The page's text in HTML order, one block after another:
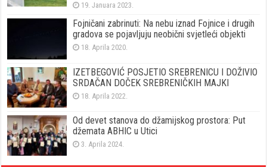
19. Januara 2023.
Fojničani zabrinuti: Na nebu iznad Fojnice i drugih
gradova se pojavljuju neobični svjetleći objekti
18. Aprila 2020.
IZETBEGOVIĆ POSJETIO SREBRENICU I DOŽIVIO
SRDAČAN DOČEK SREBRENIČKIH MAJKI
18. Aprila 2022.
Od devet stanova do džamijskog prostora: Put
džemata ABHIC u Utici
3. Aprila 2024.